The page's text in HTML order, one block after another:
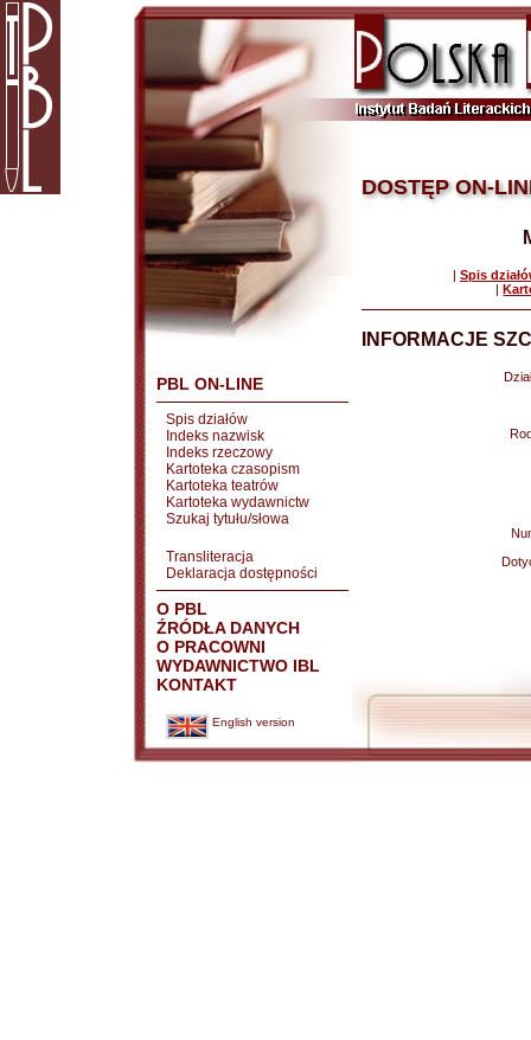
PBL ON-LINE
Spis działów
Indeks nazwisk
Indeks rzeczowy
Kartoteka czasopism
Kartoteka teatrów
Kartoteka wydawnictw
Szukaj tytułu/słowa
Transliteracja
Deklaracja dostępności
O PBL
ŹRÓDŁA DANYCH
O PRACOWNI
WYDAWNICTWO IBL
KONTAKT
English version
DOSTĘP ON-
| Spis
|
INFORMACJE